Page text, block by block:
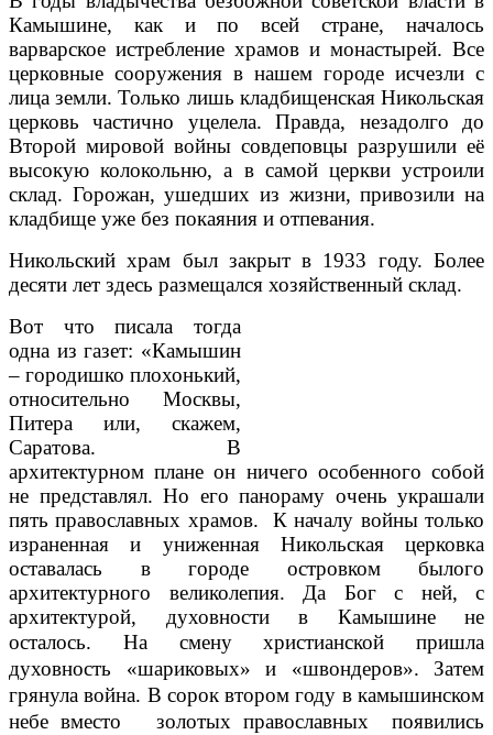
Камышине, как и по всей стране, нача­лось
варварское ис­требление храмов и мо­настырей. Все
церков­ные сооружения в на­шем городе исчезли с
лица земли. Только лишь кладбищенская Никольская
церковь ча­стично уцелела. Прав­да, незадолго до
Второй мировой войны совдеповцы разрушили её
вы­сокую колокольню, а в самой церкви устроили
склад. Горожан, ушед­ших из жизни, привози­ли на
кладбище уже без покаяния и отпевания.
Никольский храм был закрыт в 1933 году. Более
десяти лет здесь размещался хозяйственный склад.
Вот что писала тогда
одна из газет: «Камышин
– городишко плохонький,
относительно Москвы,
Питера или, скажем,
Саратова. В
архитектурном плане он ничего особенного собой
не представлял. Но его панораму очень украшали
пять православных храмов. К началу войны только
израненная и униженная Никольская церковка
оставалась в городе островком былого
архитектурного великолепия. Да Бог с ней, с
архитектурой, духовности в Камышине не
осталось. На смену христианской пришла
духовность «ша­риковых» и «швондеров». Затем
грянула война. В сорок втором году в камышинском
небе вместо золотых православных появились